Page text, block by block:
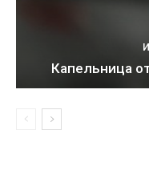
Капельница